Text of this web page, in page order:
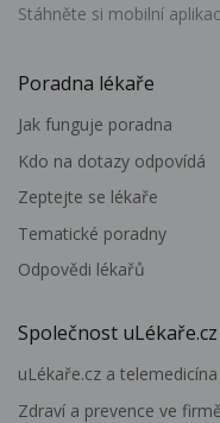
Stáhněte si mobilní
Poradna lékaře
Jak funguje poradna
Kdo na dotazy odpovídá
Zeptejte se lékaře
Tematické poradny
Odpovědi lékařů
Společnost uLékaře.cz
uLékaře.cz a telemedicína
Zdraví a prevence ve firmě